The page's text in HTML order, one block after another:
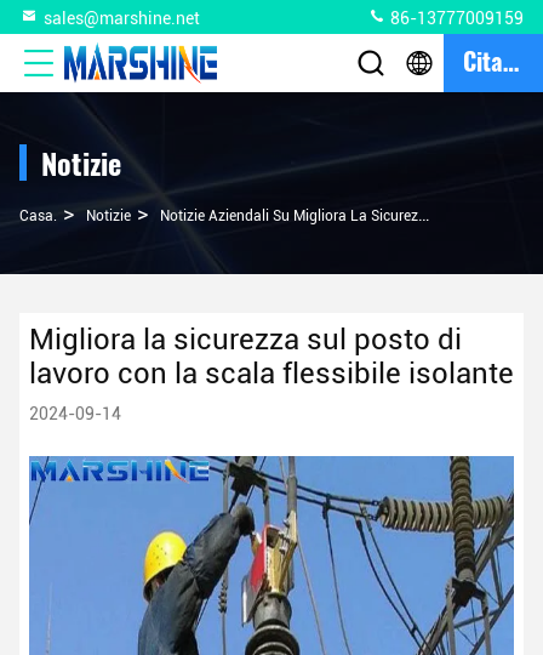
sales@marshine.net 86-13777009159
Citazione
Notizie
Casa. > Notizie > Notizie Aziendali Su Migliora La Sicurezza Sul Posto Di Lavoro Con La Scala Flessibile Isolante
Migliora la sicurezza sul posto di
lavoro con la scala flessibile isolante
2024-09-14